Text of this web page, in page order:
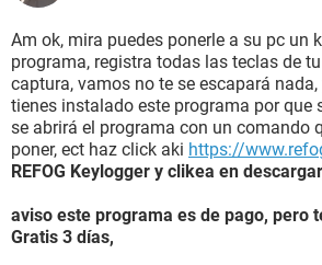
Am ok, mira puedes ponerle a su pc un
programa, registra todas las teclas de
captura, vamos no te se escapará
tienes instalado este programa por que
se abrirá el programa con un comando
poner, ect haz click aki https://
REFOG Keylogger y clikea en
aviso este programa es de pago, pero
Gratis 3 días,